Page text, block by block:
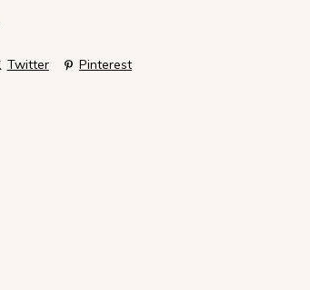
Twitter Pinterest